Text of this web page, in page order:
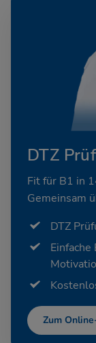
DTZ
Fit für B1 in
Gemeinsam
DTZ
Zum